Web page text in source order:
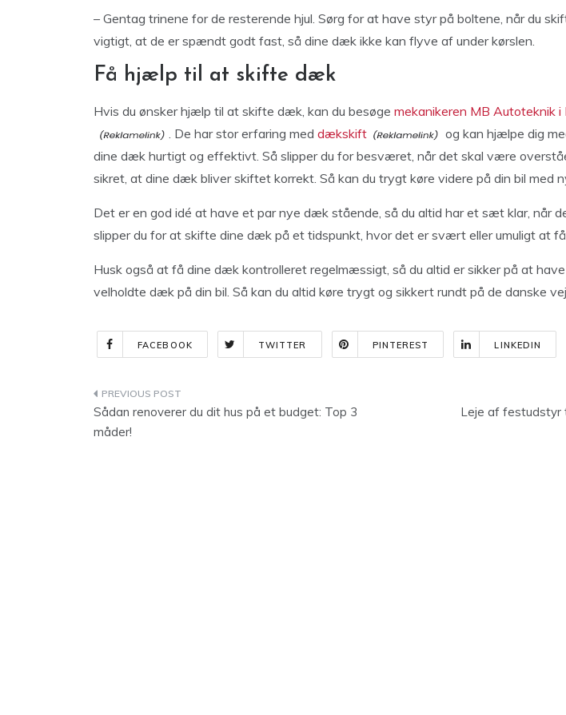
– Gentag trinene for de resterende hjul. Sørg for at have styr på boltene, når du
vigtigt, at de er spændt godt fast, så dine dæk ikke kan flyve af under kørslen.
Få hjælp til at skifte dæk
Hvis du ønsker hjælp til at skifte dæk, kan du besøge mekanikeren MB Autoteknik i
. De har stor erfaring med dækskift
og kan hjælpe dig
dine dæk hurtigt og effektivt. Så slipper du for besværet, når det skal være
sikret, at dine dæk bliver skiftet korrekt. Så kan du trygt køre videre på din bil med
Det er en god idé at have et par nye dæk stående, så du altid har et sæt klar, når
slipper du for at skifte dine dæk på et tidspunkt, hvor det er svært eller umuligt at
Husk også at få dine dæk kontrolleret regelmæssigt, så du altid er sikker på at
velholdte dæk på din bil. Så kan du altid køre trygt og sikkert rundt på de danske
FACEBOOK TWITTER PINTEREST LINKEDIN
Indlægsnavigation
Sådan renoverer du dit hus på et budget: Top 3
måder!
Leje af